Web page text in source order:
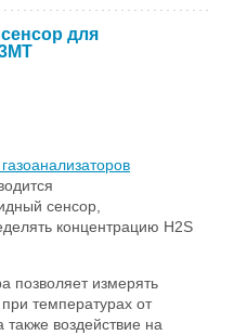
для
сенсор,
концентрацию H2S
позволяет измерять
температурах от
воздействие на